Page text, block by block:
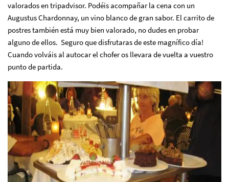
valorados en tripadvisor. Podéis acompañar la cena con un
Augustus Chardonnay, un vino blanco de gran sabor. El carrito de
postres también está muy bien valorado, no dudes en probar
alguno de ellos. Seguro que disfrutaras de este magnífico día!
Cuando volváis al autocar el chofer os llevara de vuelta a vuestro
punto de partida.